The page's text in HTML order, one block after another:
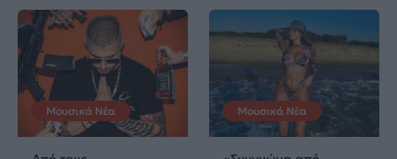
Μουσικά Νέα Μουσικά Νέα